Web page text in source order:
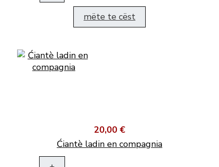
mëte te cëst
20,00 €
Ćiantè ladin en compagnia